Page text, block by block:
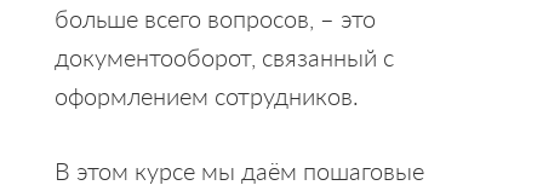
больше всего вопросов, – это
документооборот, связанный с
оформлением сотрудников.
В этом курсе мы даём пошаговые